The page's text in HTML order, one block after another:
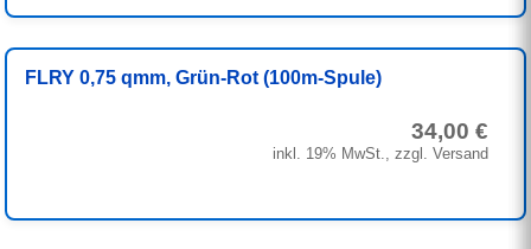
FLRY 0,75 qmm, Grün-Rot (100m-Spule)
34,00 €
inkl. 19% MwSt., zzgl. Versand